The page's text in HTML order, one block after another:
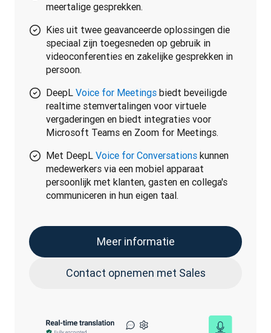
meertalige gesprekken.
Kies uit twee geavanceerde oplossingen die
speciaal zijn toegesneden op gebruik in
videoconferenties en zakelijke gesprekken in
persoon.
DeepL Voice for Meetings biedt beveiligde
realtime stemvertalingen voor virtuele
vergaderingen en biedt integraties voor
Microsoft Teams en Zoom for Meetings.
Met DeepL Voice for Conversations kunnen
medewerkers via een mobiel apparaat
persoonlijk met klanten, gasten en collega's
communiceren in hun eigen taal.
Meer informatie
Contact opnemen met Sales